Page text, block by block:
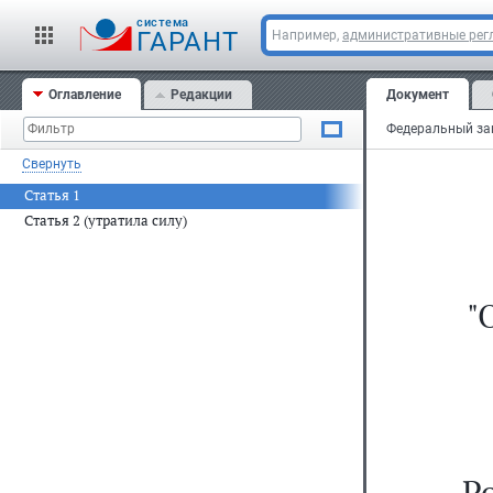
cистема
ГАРАНТ Например, административные
Оглавление Редакции
Свернуть
Статья 1
Статья 2 (утратила силу)
Документ